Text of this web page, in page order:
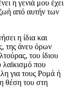
η γενιά μου έχει
από αυτήν των
η ίδια και
της άνευ όρων
του ίδιου
λαϊκισμό που
για τους Ρομά ή
θέση του στη